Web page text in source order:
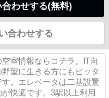
わせする(無料)
合わせする
室情報ならコチラ。IT向
望に生きる方にもピッタ
。エレベータは二基設置
快適です。3駅以上利用